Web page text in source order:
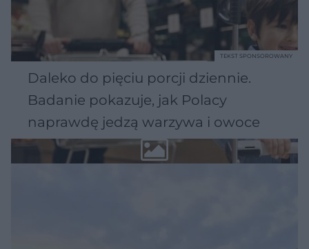
Daleko do pięciu porcji dziennie.
Badanie pokazuje, jak Polacy
naprawdę jedzą warzywa i owoce
TEKST SPONSOROWANY